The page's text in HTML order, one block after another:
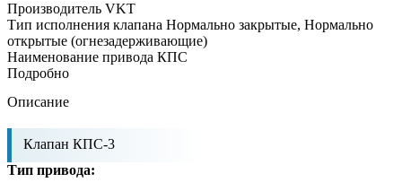
Производитель VKT
Тип исполнения клапана Нормально закрытые, Нормально
открытые (огнезадерживающие)
Наименование привода КПС
Подробно
Описание
Клапан КПС-3
Тип привода: